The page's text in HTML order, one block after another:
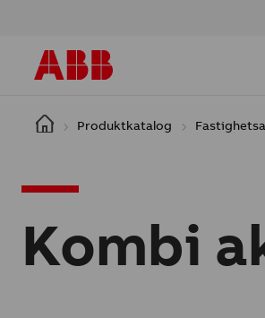
Produktkatalog
Kombi